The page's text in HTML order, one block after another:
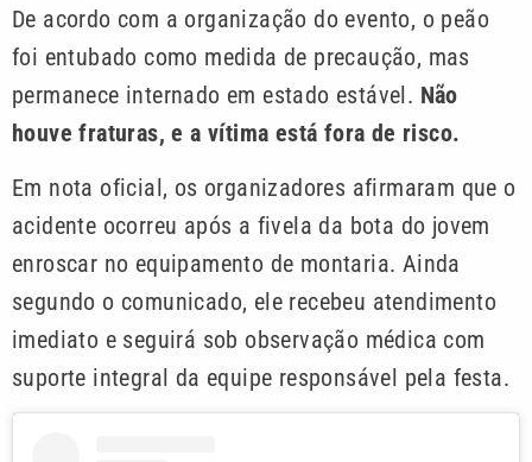
De acordo com a organização do evento, o peão
foi entubado como medida de precaução, mas
permanece internado em estado estável. Não
houve fraturas, e a vítima está fora de risco.
Em nota oficial, os organizadores afirmaram que o
acidente ocorreu após a fivela da bota do jovem
enroscar no equipamento de montaria. Ainda
segundo o comunicado, ele recebeu atendimento
imediato e seguirá sob observação médica com
suporte integral da equipe responsável pela festa.